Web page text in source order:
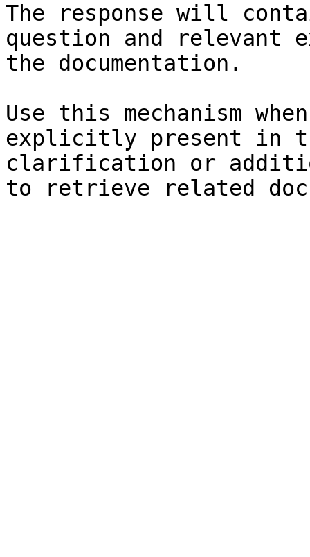
The response will
question and relevant
the documentation.
Use this mechanism
explicitly present in
clarification or